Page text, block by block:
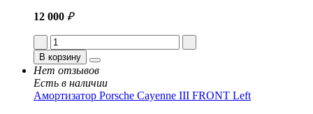
12 000 ₽
В корзину
Нет отзывов
Есть в наличии
Амортизатор Porsche Cayenne III FRONT Left